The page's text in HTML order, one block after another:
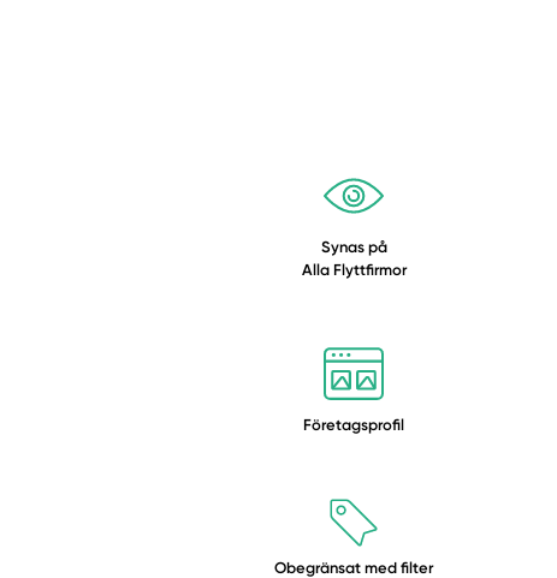
Synas på
Alla Flyttfirmor
Företagsprofil
Obegränsat med filter